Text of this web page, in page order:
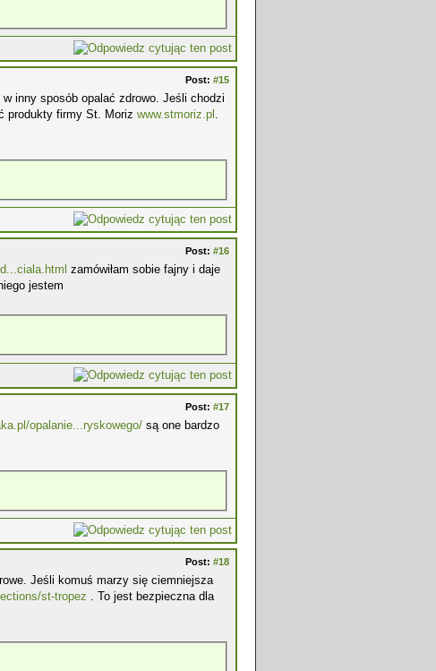
Post: #15
inny sposób opalać zdrowo. Jeśli chodzi
produkty firmy St. Moriz www.stmoriz.pl
Post: #16
zamówiłam sobie fajny i daje
jestem
Post: #17
opalanie...ryskowego/ są one bardzo
Post: #18
Jeśli komuś marzy się ciemniejsza
st-tropez . To jest bezpieczna dla